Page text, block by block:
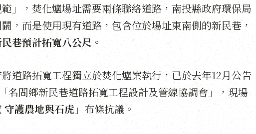
」，焚化爐場址需要兩條聯絡道路，南投縣政府環保局
，而是使用現有道路，包含位於場址東南側的新民巷，
巷預計拓寬八公尺。
道路拓寬工程獨立於焚化爐案執行，已於去年12月公告
名間鄉新民巷道路拓寬工程設計及管線協調會」，現場
守護農地與石虎 」布條抗議。